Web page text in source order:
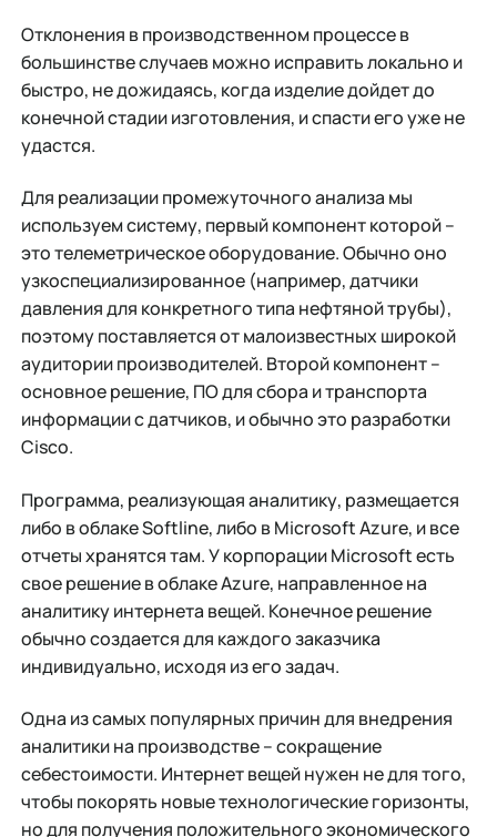
Отклонения в производственном процессе в
большинстве случаев можно исправить локально и
быстро, не дожидаясь, когда изделие дойдет до
конечной стадии изготовления, и спасти его уже не
удастся.
Для реализации промежуточного анализа мы
используем систему, первый компонент которой –
это телеметрическое оборудование. Обычно оно
узкоспециализированное (например, датчики
давления для конкретного типа нефтяной трубы),
поэтому поставляется от малоизвестных широкой
аудитории производителей. Второй компонент –
основное решение, ПО для сбора и транспорта
информации с датчиков, и обычно это разработки
Cisco.
Программа, реализующая аналитику, размещается
либо в облаке Softline, либо в Мicrosoft Azure, и все
отчеты хранятся там. У корпорации Microsoft есть
свое решение в облаке Azure, направленное на
аналитику интернета вещей. Конечное решение
обычно создается для каждого заказчика
индивидуально, исходя из его задач.
Одна из самых популярных причин для внедрения
аналитики на производстве – сокращение
себестоимости. Интернет вещей нужен не для того,
чтобы покорять новые технологические горизонты,
но для получения положительного экономического